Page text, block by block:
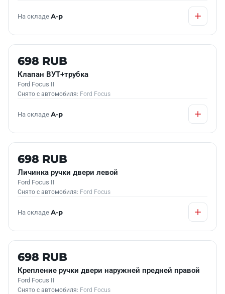
На складе А-р
Б/У В НАЛИЧИИ
698 RUB
Клапан ВУТ+трубка
Ford Focus II
Снято с автомобиля: Ford Focus
На складе А-р
Б/У В НАЛИЧИИ
698 RUB
Личинка ручки двери левой
Ford Focus II
Снято с автомобиля: Ford Focus
На складе А-р
Б/У В НАЛИЧИИ
698 RUB
Крепление ручки двери наружней предней правой
Ford Focus II
Снято с автомобиля: Ford Focus